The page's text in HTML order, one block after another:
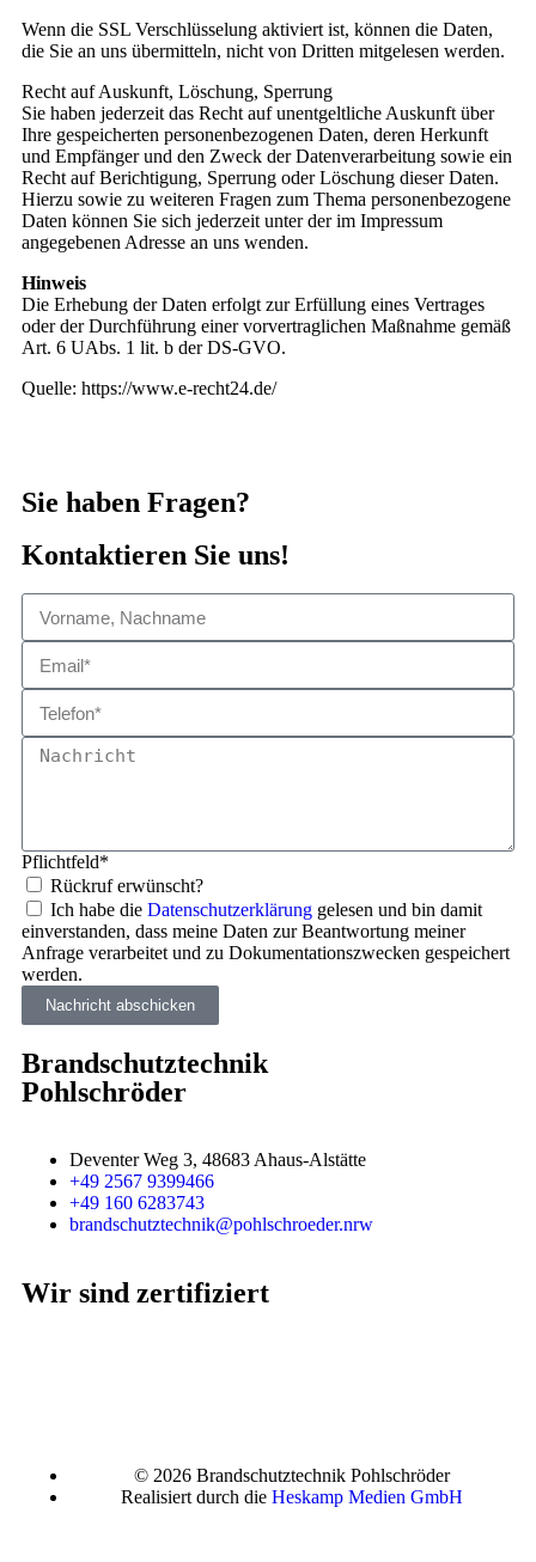
Wenn die SSL Verschlüsselung aktiviert ist, können die Daten,
die Sie an uns übermitteln, nicht von Dritten mitgelesen werden.
Recht auf Auskunft, Löschung, Sperrung
Sie haben jederzeit das Recht auf unentgeltliche Auskunft über
Ihre gespeicherten personenbezogenen Daten, deren Herkunft
und Empfänger und den Zweck der Datenverarbeitung sowie ein
Recht auf Berichtigung, Sperrung oder Löschung dieser Daten.
Hierzu sowie zu weiteren Fragen zum Thema personenbezogene
Daten können Sie sich jederzeit unter der im Impressum
angegebenen Adresse an uns wenden.
Hinweis
Die Erhebung der Daten erfolgt zur Erfüllung eines Vertrages
oder der Durchführung einer vorvertraglichen Maßnahme gemäß
Art. 6 UAbs. 1 lit. b der DS-GVO.
Quelle: https://www.e-recht24.de/
Sie haben Fragen?
Kontaktieren Sie uns!
Pflichtfeld*
Rückruf erwünscht?
Ich habe die Datenschutzerklärung gelesen und bin damit
einverstanden, dass meine Daten zur Beantwortung meiner
Anfrage verarbeitet und zu Dokumentationszwecken gespeichert
werden.
Nachricht abschicken
Brandschutztechnik
Pohlschröder
Deventer Weg 3, 48683 Ahaus-Alstätte
+49 2567 9399466
+49 160 6283743
brandschutztechnik@pohlschroeder.nrw
Wir sind zertifiziert
© 2026 Brandschutztechnik Pohlschröder
Realisiert durch die Heskamp Medien GmbH